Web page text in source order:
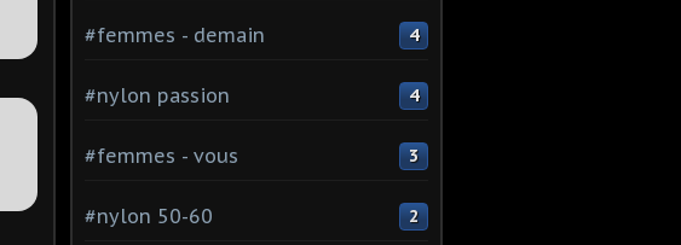
#femmes - demain 4
#nylon passion 4
#femmes - vous 3
#nylon 50-60 2